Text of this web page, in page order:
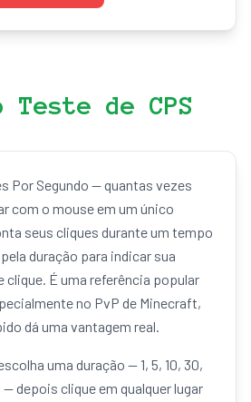
Teste de CPS
Por Segundo — quantas vezes
com o mouse em um único
seus cliques durante um tempo
duração para indicar sua
clique. É uma referência popular
no PvP de Minecraft,
dá uma vantagem real.
uma duração — 1, 5, 10, 30,
depois clique em qualquer lugar